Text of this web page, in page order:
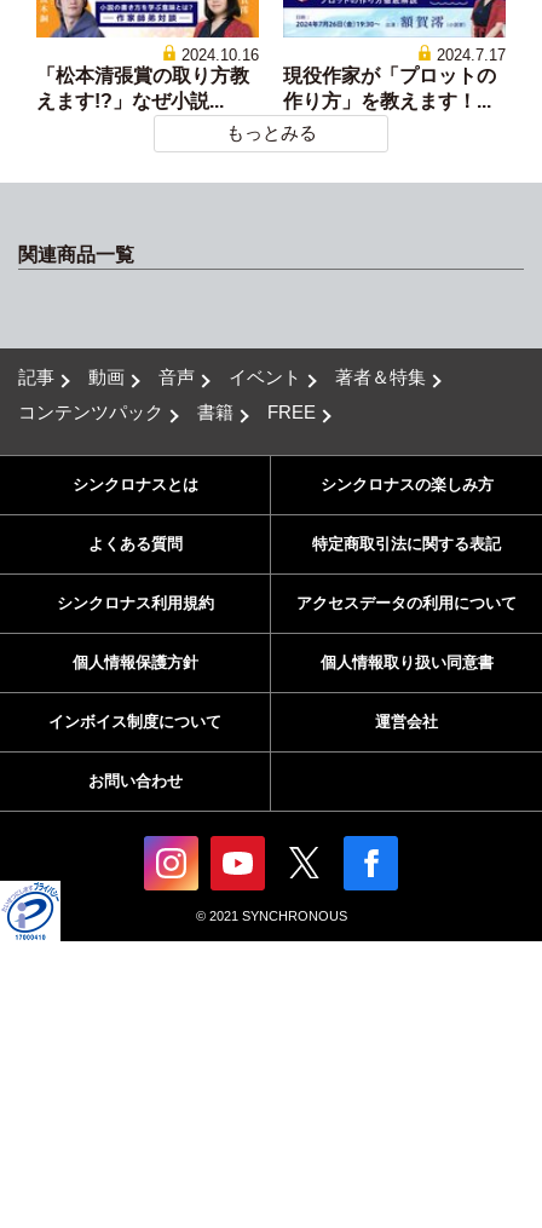
2024.10.16
「松本清張賞の取り方教
えます!?」なぜ小説...
2024.7.17
現役作家が「プロットの
作り方」を教えます！...
もっとみる
関連商品一覧
記事 動画 音声 イベント
著者＆特集
コンテンツパック
書籍 FREE
シンクロナスとは シンクロナスの楽しみ方
よくある質問 特定商取引法に関する表記
シンクロナス利用規約 アクセスデータの利用について
個人情報保護方針 個人情報取り扱い同意書
インボイス制度について 運営会社
お問い合わせ
© 2021 SYNCHRONOUS